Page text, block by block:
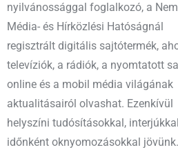
nyilvánossággal foglalkozó, a
Média- és Hírközlési Hatóságnál
regisztrált digitális sajtótermék,
televíziók, a rádiók, a nyomtatott
online és a mobil média világának
aktualitásairól olvashat. Ezenkívül
helyszíni tudósításokkal,
időnként oknyomozásokkal